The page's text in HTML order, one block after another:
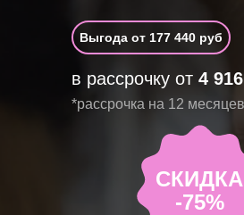
Выгода от 177 440 руб
в рассрочку от 4
*рассрочка на 12 месяцев
СКИДКА
-75%